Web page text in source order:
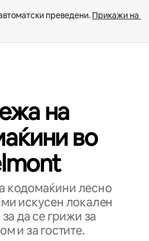
преведени. Прикажи на
на
во
кодомаќини лесно
искусен локален
да се грижи за
и за гостите.